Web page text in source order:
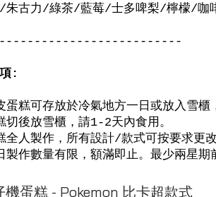
朱古力/綠茶/藍莓/士多啤梨/檸檬/咖
:
蛋糕可存放於冷氣地方一日或放入雪櫃
切後放雪櫃，請1-2天內食用。
全人製作，所有設計/款式可按要求更
製作數量有限，額滿即止。最少兩星期
機蛋糕 - Pokemon 比卡超款式